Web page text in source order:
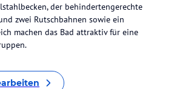
der behindertengerechte
zwei Rutschbahnen sowie ein
machen das Bad attraktiv für eine